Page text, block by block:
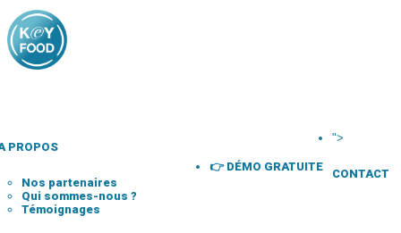
PROPOS
Nos partenaires
Qui sommes-nous ?
Témoignages
👉 DÉMO GRATUITE
">
CONTACT